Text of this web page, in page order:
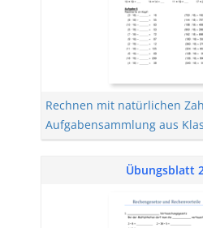
Rechnen mit natürlichen
Aufgabensammlung aus
Übungsblatt